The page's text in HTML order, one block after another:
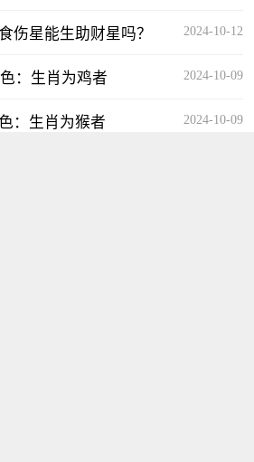
伤星能生助财星吗？ 2024-10-12
：生肖为鸡者 2024-10-09
：生肖为猴者 2024-10-09